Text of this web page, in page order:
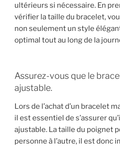
ultérieurs si nécessaire. En
vérifier la taille du bracelet,
non seulement un style
optimal tout au long de la
Assurez-vous que le
ajustable.
Lors de l’achat d’un bracelet
il est essentiel de s’assurer
ajustable. La taille du poignet
personne à l’autre, il est donc